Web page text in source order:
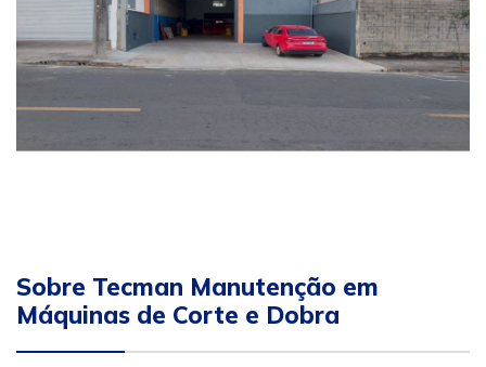
Sobre Tecman Manutenção em
Máquinas de Corte e Dobra